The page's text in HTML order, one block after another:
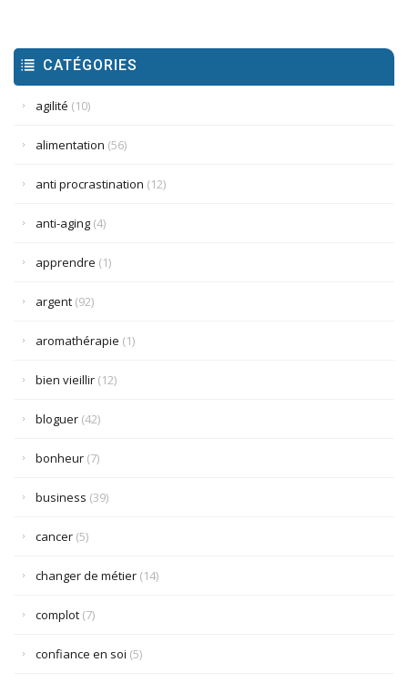
CATÉGORIES
agilité (10)
alimentation (56)
anti procrastination (12)
anti-aging (4)
apprendre (1)
argent (92)
aromathérapie (1)
bien vieillir (12)
bloguer (42)
bonheur (7)
business (39)
cancer (5)
changer de métier (14)
complot (7)
confiance en soi (5)